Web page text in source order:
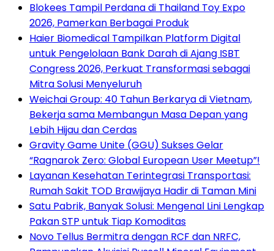
Blokees Tampil Perdana di Thailand Toy Expo
2026, Pamerkan Berbagai Produk
Haier Biomedical Tampilkan Platform Digital
untuk Pengelolaan Bank Darah di Ajang ISBT
Congress 2026, Perkuat Transformasi sebagai
Mitra Solusi Menyeluruh
Weichai Group: 40 Tahun Berkarya di Vietnam,
Bekerja sama Membangun Masa Depan yang
Lebih Hijau dan Cerdas
Gravity Game Unite (GGU) Sukses Gelar
“Ragnarok Zero: Global European User Meetup”!
Layanan Kesehatan Terintegrasi Transportasi:
Rumah Sakit TOD Brawijaya Hadir di Taman Mini
Satu Pabrik, Banyak Solusi: Mengenal Lini Lengkap
Pakan STP untuk Tiap Komoditas
Novo Tellus Bermitra dengan RCF dan NRFC,